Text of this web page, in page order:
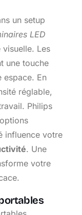
un setup
LED
Les
une touche
espace. En
réglable,
Philips
influence votre
. Une
votre